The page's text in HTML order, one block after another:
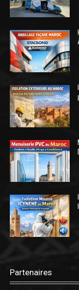
Partenaires